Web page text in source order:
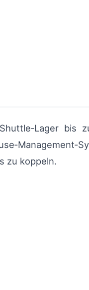
bis
zu koppeln.